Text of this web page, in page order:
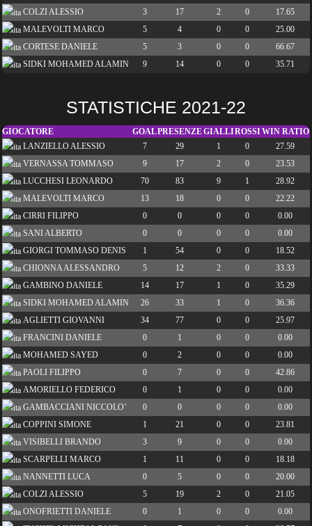
COLZI ALESSIO
3 17 2 0
17.65
MALEVOLTI MARCO
5 4 0 0
25.00
CORTESE DANIELE
5 3 0 0
66.67
SIDKI MOHAMED ALAMIN
9 14 0 0 35.71
STATISTICHE 2021-22
GIOCATORE GOALPRESENZEGIALLIROSSIWIN RATIO
LANZIELLO ALESSIO
7 29 1 0
27.59
VERNASSA TOMMASO
9 17 2 0
23.53
LUCCHESI LEONARDO
70 83 9 1
28.92
MALEVOLTI MARCO
13 18 0 0
22.22
CIRRI FILIPPO
0 0 0 0
0.00
SANI ALBERTO
0 0 0 0
0.00
GIORGI TOMMASO DENIS
1 54 0 0
18.52
CHIONNA ALESSANDRO
5 12 2 0
33.33
GAMBINO DANIELE
14 17 1 0
35.29
SIDKI MOHAMED ALAMIN
26 33 1 0
36.36
AGLIETTI GIOVANNI
34 77 0 0
25.97
FRANCINI DANIELE
0 1 0 0
0.00
MOHAMED SAYED
0 2 0 0
0.00
PAOLI FILIPPO
0 7 0 0
42.86
AMORIELLO FEDERICO
0 1 0 0
0.00
GAMBACCIANI NICCOLO’
0 0 0 0
0.00
COPPINI SIMONE
1 21 0 0
23.81
VISIBELLI BRANDO
3 9 0 0
0.00
SCARPELLI MARCO
1 11 0 0
18.18
NANNETTI LUCA
0 5 0 0
20.00
COLZI ALESSIO
5 19 2 0
21.05
ONOFRIETTI DANIELE
0 1 0 0
0.00